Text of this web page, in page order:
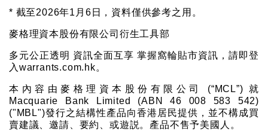
* 截至2026年1月6日，資料僅供參考之用。
麥格理資本股份有限公司衍生工具部
多元公正透明 資訊全面互享 掌握窩輪貼市資訊，請即登
入warrants.com.hk。
本內容由麥格理資本股份有限公司 (“MCL”) 就
Macquarie Bank Limited (ABN 46 008 583 542)
("MBL")發行之結構性產品向香港居民提供，並不構成買
賣建議、邀請、要約、或遊説。產品不售予美國人。